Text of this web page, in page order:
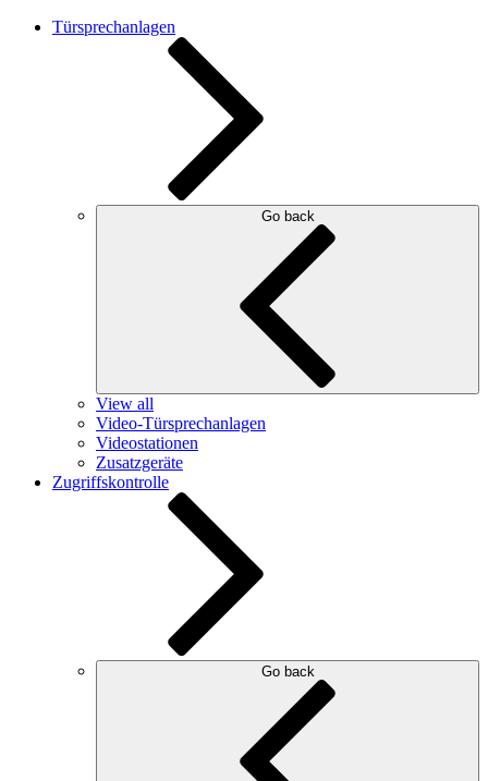
Türsprechanlagen
Go back
View all
Video-Türsprechanlagen
Videostationen
Zusatzgeräte
Zugriffskontrolle
Go back